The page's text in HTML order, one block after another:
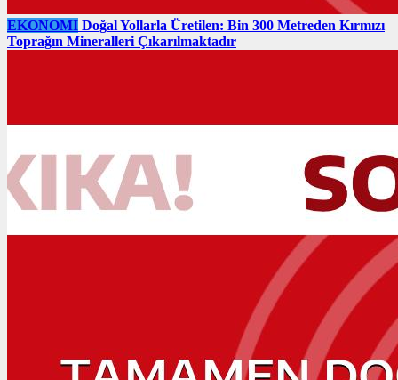
EKONOMI Doğal Yollarla Üretilen: Bin 300 Metreden Kırmızı
Toprağın Mineralleri Çıkarılmaktadır